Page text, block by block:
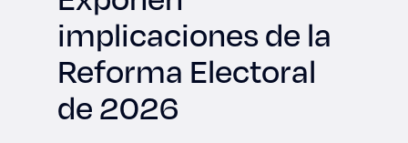
implicaciones de la
Reforma Electoral
de 2026